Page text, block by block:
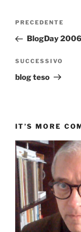
Navigazione
Articolo
precedente:
PRECEDENTE
BlogDay 2006
Articolo
successivo
SUCCESSIVO
blog teso
IT’S MORE